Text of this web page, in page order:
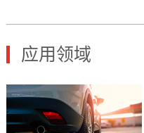
应用领域